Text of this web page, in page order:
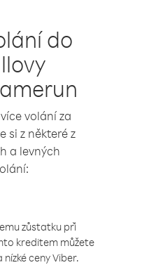
do
volání za
si z některé z
a levných
zůstatku při
kreditem můžete
ceny Viber.